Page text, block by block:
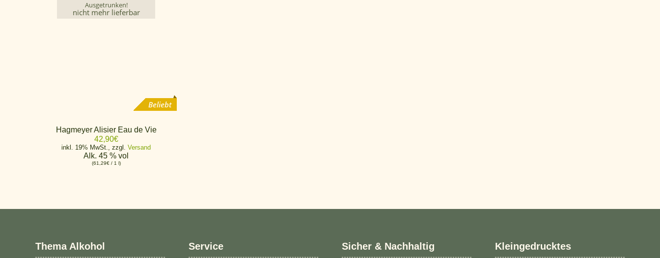
Beliebt
Ausgetrunken!
nicht mehr lieferbar
Hagmeyer Alisier Eau de Vie
42,90€
inkl. 19% MwSt., zzgl. Versand
Alk. 45 % vol
(61,29€/ 1 l)
Thema Alkohol Service Sicher & Nachhaltig Kleingedrucktesbrandgeister.de